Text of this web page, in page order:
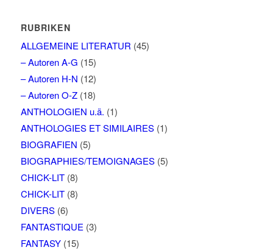
RUBRIKEN
ALLGEMEINE LITERATUR (45)
– Autoren A-G (15)
– Autoren H-N (12)
– Autoren O-Z(18)
ANTHOLOGIEN u.ä. (1)
ANTHOLOGIES ET SIMILAIRES(1)
BIOGRAFIEN (5)
BIOGRAPHIES/TEMOIGNAGES(5)
CHICK-LIT(8)
CHICK-LIT(8)
DIVERS(6)
FANTASTIQUE (3)
FANTASY(15)